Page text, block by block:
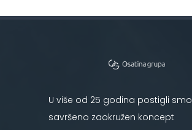
U više od 25 godina postigli smo
savršeno zaokružen koncept